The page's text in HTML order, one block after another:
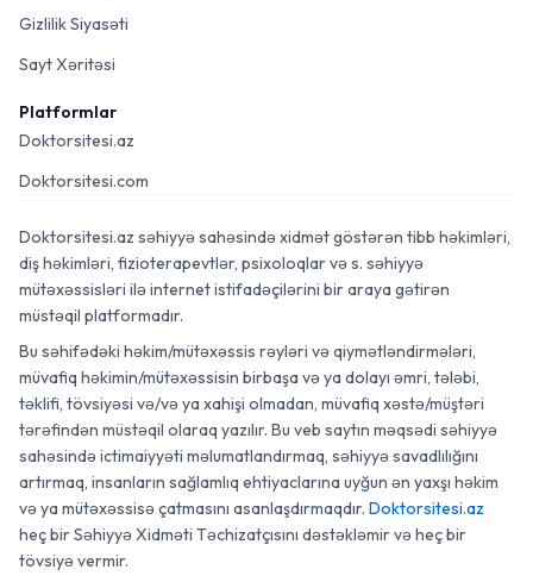
Gizlilik Siyasəti
Sayt Xəritəsi
Platformlar
Doktorsitesi.az
Doktorsitesi.com
Doktorsitesi.az səhiyyə sahəsində xidmət göstərən tibb həkimləri,
diş həkimləri, fizioterapevtlər, psixoloqlar və s. səhiyyə
mütəxəssisləri ilə internet istifadəçilərini bir araya gətirən
müstəqil platformadır.
Bu səhifədəki həkim/mütəxəssis rəyləri və qiymətləndirmələri,
müvafiq həkimin/mütəxəssisin birbaşa və ya dolayı əmri, tələbi,
təklifi, tövsiyəsi və/və ya xahişi olmadan, müvafiq xəstə/müştəri
tərəfindən müstəqil olaraq yazılır. Bu veb saytın məqsədi səhiyyə
sahəsində ictimaiyyəti məlumatlandırmaq, səhiyyə savadlılığını
artırmaq, insanların sağlamlıq ehtiyaclarına uyğun ən yaxşı həkim
və ya mütəxəssisə çatmasını asanlaşdırmaqdır. Doktorsitesi.az
heç bir Səhiyyə Xidməti Təchizatçısını dəstəkləmir və heç bir
tövsiyə vermir.